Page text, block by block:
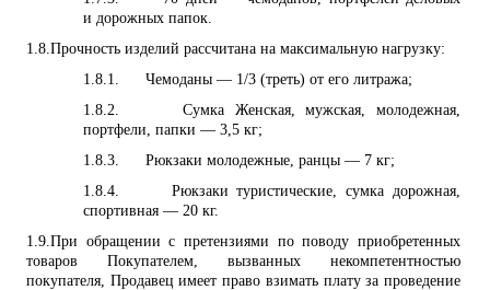
и дорожных папок.
1.8. Прочность изделий рассчитана на максимальную нагрузку:
1.8.1.
Чемоданы — 1/3 (треть) от его литража;
1.8.2.
Сумка Женская, мужская, молодежная,
портфели, папки — 3,5 кг;
1.8.3.
Рюкзаки молодежные, ранцы — 7 кг;
1.8.4.
Рюкзаки туристические, сумка дорожная,
спортивная — 20 кг.
1.9. При обращении с претензиями по поводу приобретенных
товаров Покупателем, вызванных некомпетентностью
покупателя, Продавец имеет право взимать плату за проведение